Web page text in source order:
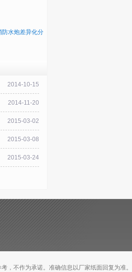
水炮差异化分
2014-10-15
2014-11-20
2015-03-02
2015-03-08
2015-03-24
，不作为承诺。准确信息以厂家纸面回复为准。